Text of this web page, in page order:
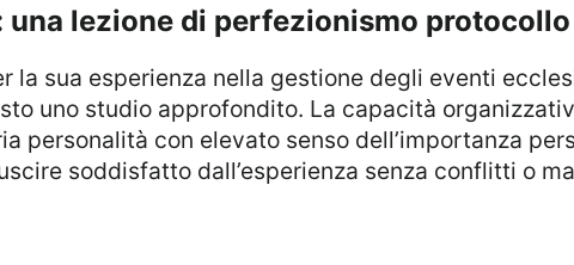
una lezione di perfezionismo protocollo
uno studio approfondito. La capacità
personalità con elevato senso dell’importanza
soddisfatto dall’esperienza senza conflitti o